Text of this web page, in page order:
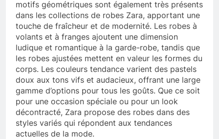
motifs géométriques sont également très présents
dans les collections de robes Zara, apportant une
touche de fraîcheur et de modernité. Les robes à
volants et à franges ajoutent une dimension
ludique et romantique à la garde-robe, tandis que
les robes ajustées mettent en valeur les formes du
corps. Les couleurs tendance varient des pastels
doux aux tons vifs et audacieux, offrant une large
gamme d’options pour tous les goûts. Que ce soit
pour une occasion spéciale ou pour un look
décontracté, Zara propose des robes dans des
styles variés qui répondent aux tendances
actuelles de la mode.